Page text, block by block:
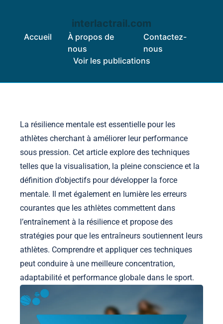
interlactrail.com
Accueil
À propos de
nous
Contactez-
nous
Voir les publications
La résilience mentale est essentielle pour les
athlètes cherchant à améliorer leur performance
sous pression. Cet article explore des techniques
telles que la visualisation, la pleine conscience et la
définition d’objectifs pour développer la force
mentale. Il met également en lumière les erreurs
courantes que les athlètes commettent dans
l’entraînement à la résilience et propose des
stratégies pour que les entraîneurs soutiennent leurs
athlètes. Comprendre et appliquer ces techniques
peut conduire à une meilleure concentration,
adaptabilité et performance globale dans le sport.